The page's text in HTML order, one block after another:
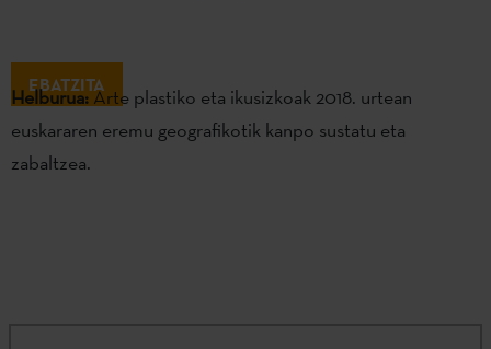
EBATZITA
Helburua:Arte plastiko eta ikusizkoak 2018. urtean
euskararen eremu geografikotik kanpo sustatu eta
zabaltzea.